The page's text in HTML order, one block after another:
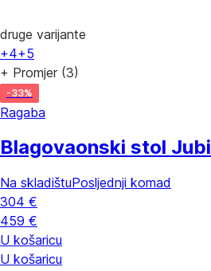
druge varijante
+4+5
+ Promjer (3)
-33%
Ragaba
Blagovaonski stol Jubi
Na skladištuPosljednji komad
304 €
459 €
U košaricu
U košaricu